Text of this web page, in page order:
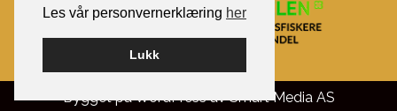
Les vår personvernerklæring her
Lukk
Bygget på WordPress avSmart Media AS